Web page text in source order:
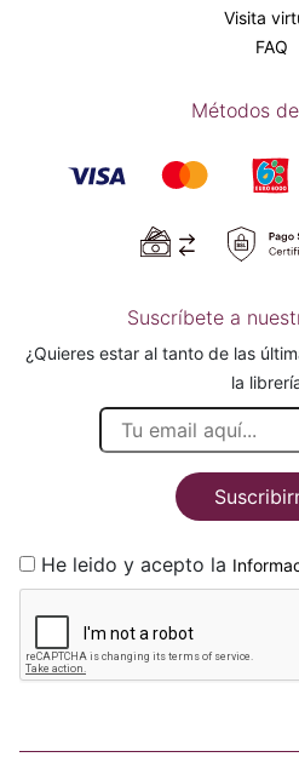
Visita
FAQ
Métodos
Suscríbete a
¿Quieres estar al tanto de las
la
He leido y acepto la